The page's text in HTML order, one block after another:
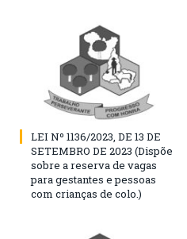
LEI Nº 1136/2023, DE 13 DE
SETEMBRO DE 2023 (Dispõe
sobre a reserva de vagas
para gestantes e pessoas
com crianças de colo.)